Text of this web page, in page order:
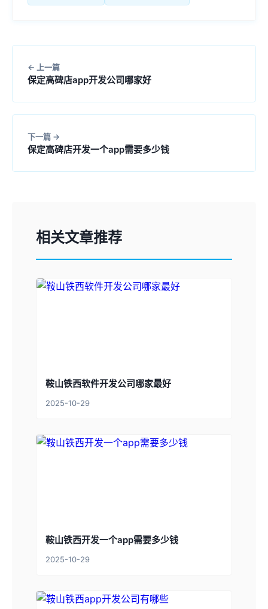
上一篇
保定高碑店app开发公司哪家好
下一篇
保定高碑店开发一个app需要多少钱
相关文章推荐
鞍山铁西软件开发公司哪家最好
2025-10-29
鞍山铁西开发一个app需要多少钱
2025-10-29